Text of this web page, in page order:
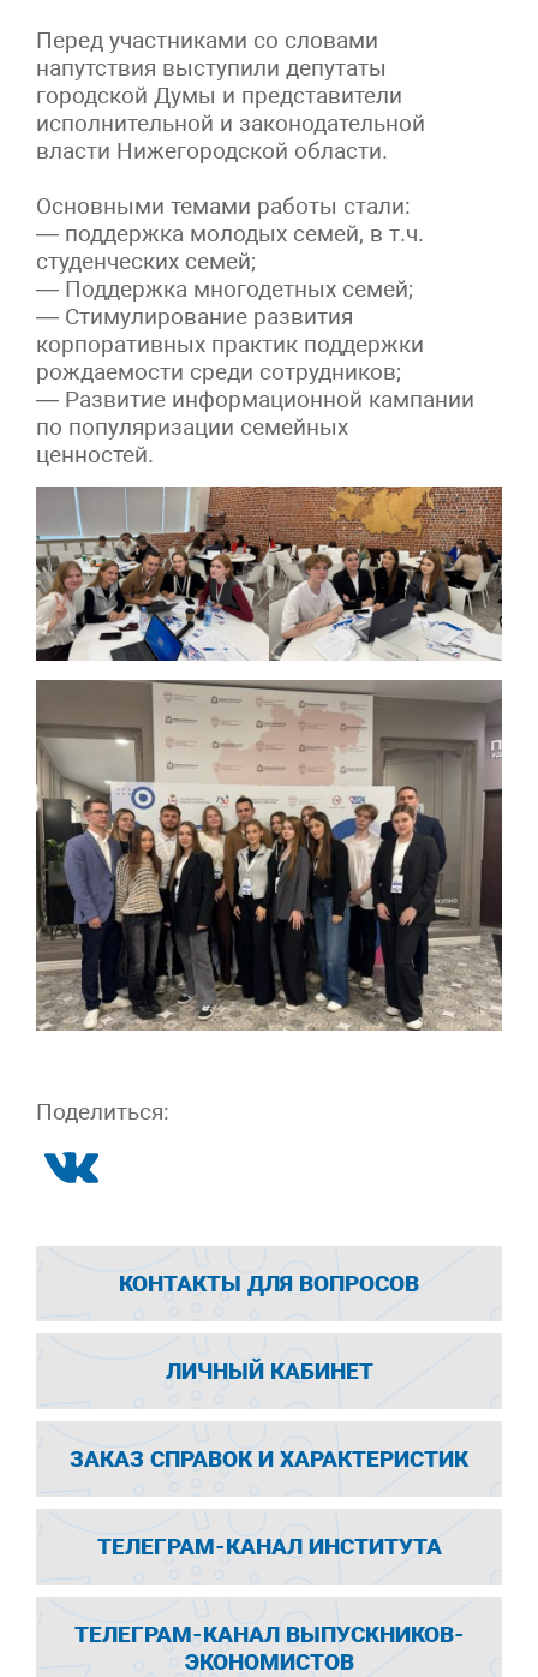
Перед участниками со словами
напутствия выступили депутаты
городской Думы и представители
исполнительной и законодательной
власти Нижегородской области.
Основными темами работы стали:
— поддержка молодых семей, в т.ч.
студенческих семей;
— Поддержка многодетных семей;
— Стимулирование развития
корпоративных практик поддержки
рождаемости среди сотрудников;
— Развитие информационной кампании
по популяризации семейных
ценностей.
Поделиться:
КОНТАКТЫ ДЛЯ ВОПРОСОВ
ЛИЧНЫЙ КАБИНЕТ
ЗАКАЗ СПРАВОК И ХАРАКТЕРИСТИК
ТЕЛЕГРАМ-КАНАЛ ИНСТИТУТА
ТЕЛЕГРАМ-КАНАЛ ВЫПУСКНИКОВ-
ЭКОНОМИСТОВ